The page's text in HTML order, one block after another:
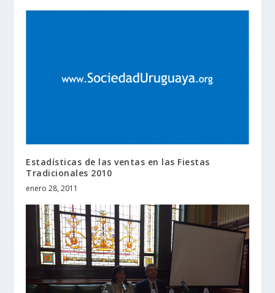
Estadísticas de las ventas en las Fiestas
Tradicionales 2010
enero 28, 2011